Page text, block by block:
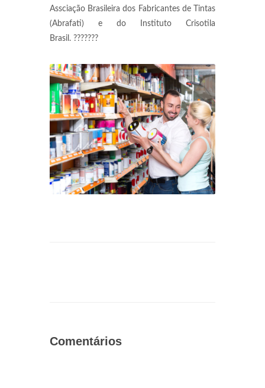
Assciação Brasileira dos Fabricantes de Tintas
(Abrafati) e do Instituto Crisotila
Brasil. ???????
Comentários